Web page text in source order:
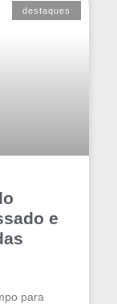
destaques
e
para